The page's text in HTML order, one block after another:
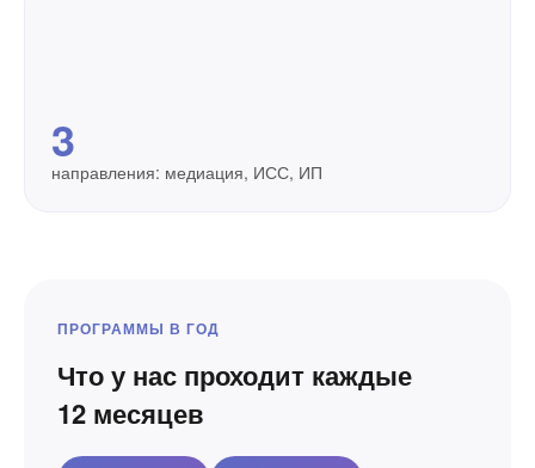
3
направления: медиация, ИСС, ИП
ПРОГРАММЫ В ГОД
Что у нас проходит каждые
12 месяцев